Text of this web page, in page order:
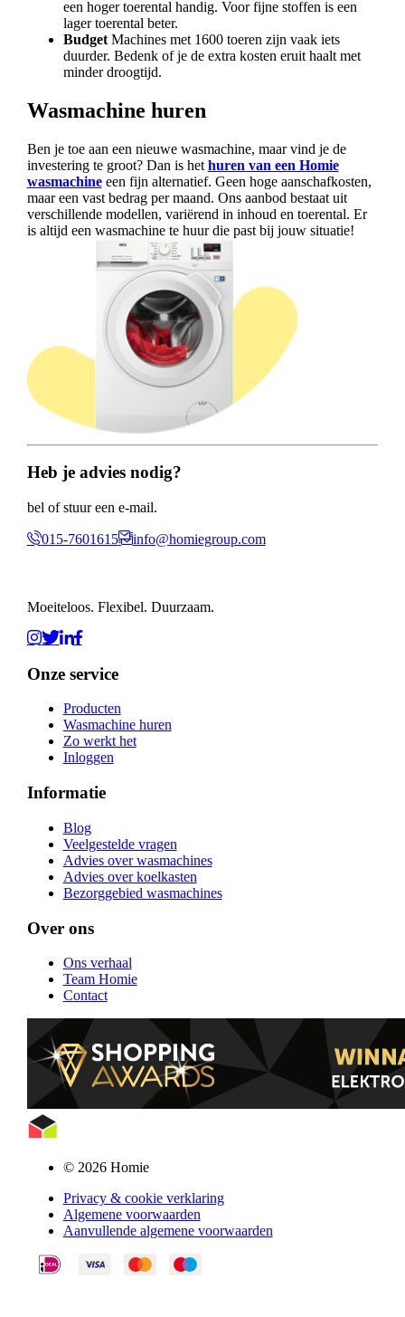
een hoger toerental handig. Voor fijne stoffen is een
lager toerental beter.
Budget Machines met 1600 toeren zijn vaak iets
duurder. Bedenk of je de extra kosten eruit haalt met
minder droogtijd.
Wasmachine huren
Ben je toe aan een nieuwe wasmachine, maar vind je de
investering te groot? Dan is het huren van een Homie
wasmachineeen fijn alternatief. Geen hoge aanschafkosten,
maar een vast bedrag per maand. Ons aanbod bestaat uit
verschillende modellen, variërend in inhoud en toerental. Er
is altijd een wasmachine te huur die past bij jouw situatie!
Heb je advies nodig?
bel of stuur een e-mail.
015-7601615 info@homiegroup.com
Moeiteloos. Flexibel. Duurzaam.
Onze service
Producten
Wasmachine huren
Zo werkt het
Inloggen
Informatie
Blog
Veelgestelde vragen
Advies over wasmachines
Advies over koelkasten
Bezorggebied wasmachines
Over ons
Ons verhaal
Team Homie
Contact
© 2026 Homie
Privacy & cookie verklaring
Algemene voorwaarden
Aanvullende algemene voorwaarden